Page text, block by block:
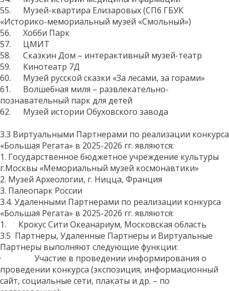
55. Музей-квартира Елизаровых (СПб ГБУК
«Историко-мемориальный музей «Смольный»)
56. Хобби Парк
57. ЦМИТ
58. Сказкин Дом – интерактивный музей-театр
59. Кинотеатр 7Д
60. Музей русской сказки «За лесами, за горами»
61. Волшебная миля – развлекательно-
познавательный парк для детей
62. Музей истории Обуховского завода
3.3 Виртуальными Партнерами по реализации конкурса
«Большая Регата» в 2025-2026 гг. являются:
1. Государственное бюджетное учреждение культуры
г.Москвы «Мемориальный музей космонавтики»
2. Музей Археологии, г. Ницца, Франция
3. Палеопарк России
3.4. Удаленными Партнерами по реализации конкурса
«Большая Регата» в 2025-2026 гг. являются:
1. Крокус Сити Океанариум, Московская область
3.5 Партнеры, Удаленные Партнеры и Виртуальные
Партнеры выполняют следующие функции:
· Участие в проведении информирования о
проведении конкурса (экспозиция, информационный
сайт, социальные сети, плакаты и др. – по